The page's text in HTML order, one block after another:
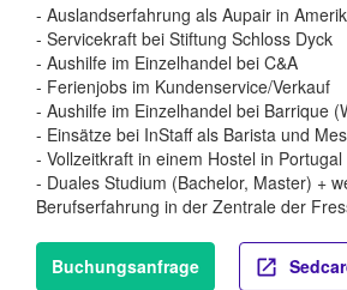
- Auslandserfahrung als Aupair in
- Servicekraft bei Stiftung Schloss Dyck
- Aushilfe im Einzelhandel bei C&A
- Ferienjobs im Kundenservice/Verkauf
- Aushilfe im Einzelhandel bei Barrique
- Einsätze bei InStaff als Barista und
- Vollzeitkraft in einem Hostel in Portugal
- Duales Studium (Bachelor, Master) +
Berufserfahrung in der Zentrale der
Buchungsanfrage